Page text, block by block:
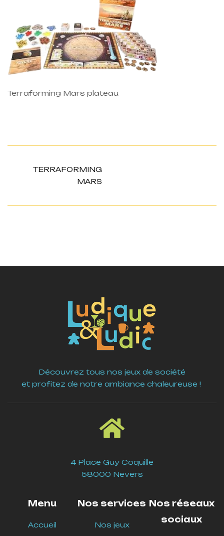
Terraforming Mars plateau
TERRAFORMING
MARS
Découvrez tous nos jeux de société
et profitez de notre ambiance chaleureuse !
4 Place Guy Coquille
58000 Nevers
Menu
Accueil
Nos services
Nos jeux
Nos réseaux
sociaux